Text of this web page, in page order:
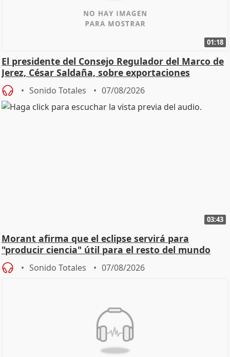
01:18
El presidente del Consejo Regulador del Marco de
Jerez, César Saldaña, sobre exportaciones
Sonido Totales 07/08/2026
03:43
Morant afirma que el eclipse servirá para
"producir ciencia" útil para el resto del mundo
Sonido Totales 07/08/2026